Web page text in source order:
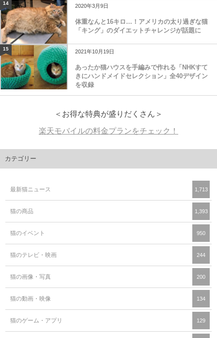
14 2020年3月9日
体重なんと16キロ…！アメリカの太り過ぎな猫
「キング」のダイエットチャレンジが話題に
15 2021年10月19日
あったか猫ハウスを手編みで作れる「NHKすて
きにハンドメイドセレクション」全40デザイン
を収録
＜お得な特典が盛りだくさん＞
楽天モバイルの料金プランをチェック！
カテゴリー
最新猫ニュース 1,713
猫の商品 1,393
猫のイベント 950
猫のテレビ・映画 244
猫の画像・写真 200
猫の動画・映像 134
猫のゲーム・アプリ 129